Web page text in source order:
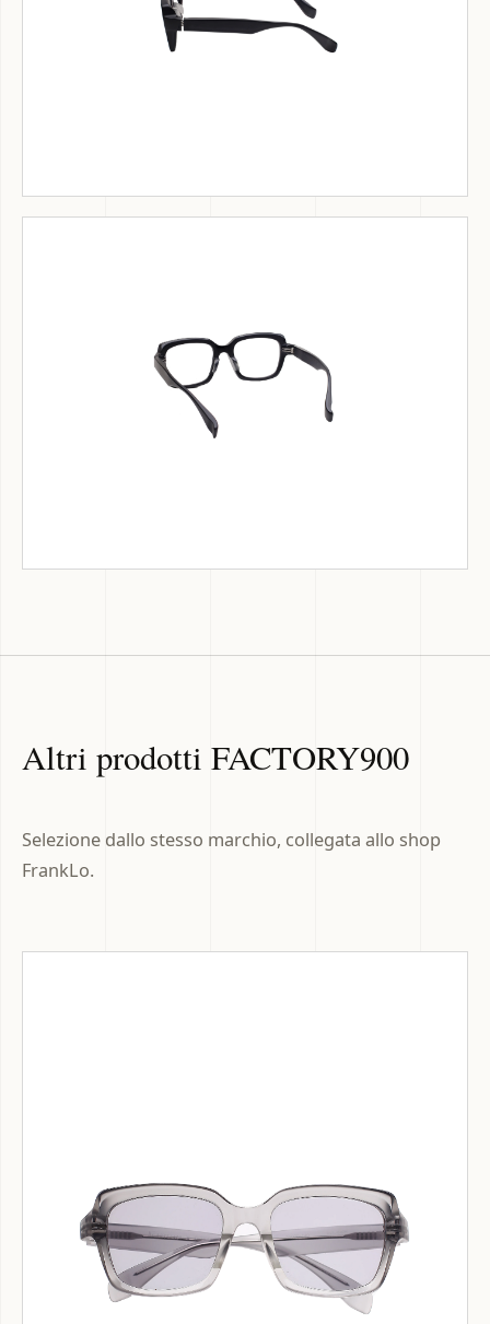
Altri prodotti FACTORY900
Selezione dallo stesso marchio, collegata allo shop
FrankLo.